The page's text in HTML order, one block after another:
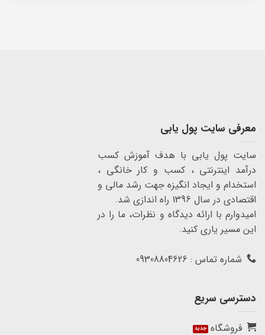
معرفی سایت پول یابی
سایت پول یابی با هدف آموزش کسب
درآمد اینترنتی ، کسب و کار خانگی ،
استخدام و ایجاد انگیزه جهت رشد مالی و
اقتصادی در سال 1396 راه اندازی شد.
امیدوارم با ارائه دیدگاه و نظرات، ما را در
این مسیر یاری کنید.
شماره تماس : 09308804626
دسترسی سریع
فروشگاه